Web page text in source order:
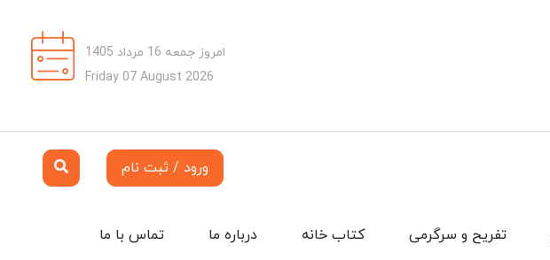
امروز جمعه 16 مرداد 1405
Friday 07 August 2026
ورود / ثبت نام
تماس با ما درباره ما کتاب خانه تفریح و سرگرمی